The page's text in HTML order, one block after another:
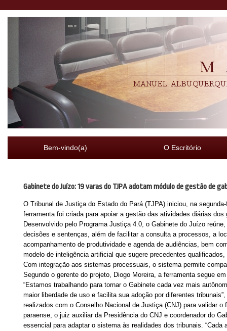
Bem-vindo(a) O Escritório
Gabinete do Juízo: 19 varas do TJPA adotam módulo de gestão de
O Tribunal de Justiça do Estado do Pará (TJPA) iniciou, na
ferramenta foi criada para apoiar a gestão das atividades diárias
Desenvolvido pelo Programa Justiça 4.0, o Gabinete do Juízo
decisões e sentenças, além de facilitar a consulta a processos, a
acompanhamento de produtividade e agenda de audiências, bem
modelo de inteligência artificial que sugere precedentes
Com integração aos sistemas processuais, o sistema permite
Segundo o gerente do projeto, Diogo Moreira, a ferramenta segue
“Estamos trabalhando para tornar o Gabinete cada vez mais
maior liberdade de uso e facilita sua adoção por diferentes
realizados com o Conselho Nacional de Justiça (CNJ) para validar
paraense, o juiz auxiliar da Presidência do CNJ e coordenador do
essencial para adaptar o sistema às realidades dos tribunais.